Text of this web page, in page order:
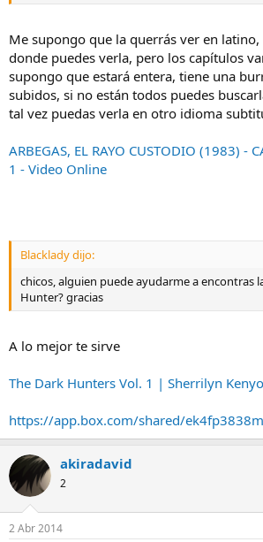
Me supongo que la querrás ver en
donde puedes verla, pero los capítulos
supongo que estará entera, tiene una
subidos, si no están todos puedes
tal vez puedas verla en otro idioma
ARBEGAS, EL RAYO CUSTODIO (1983) -
1 - Video Online
Blacklady dijo:
chicos, alguien puede ayudarme a encontras
Hunter? gracias
A lo mejor te sirve
The Dark Hunters Vol. 1 | Sherrilyn
https://app.box.com/shared/ek4fp3838m
akiradavid
2
2 Abr 2014